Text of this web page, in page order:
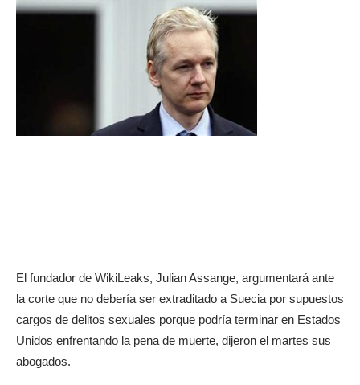
El fundador de WikiLeaks, Julian Assange, argumentará ante
la corte que no debería ser extraditado a Suecia por supuestos
cargos de delitos sexuales porque podría terminar en Estados
Unidos enfrentando la pena de muerte, dijeron el martes sus
abogados.